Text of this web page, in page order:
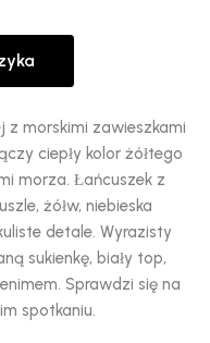
z morskimi zawieszkami
ciepły kolor żółtego
morza. Łańcuszek z
żółw, niebieska
detale. Wyrazisty
sukienkę, biały top,
Sprawdzi się na
spotkaniu.